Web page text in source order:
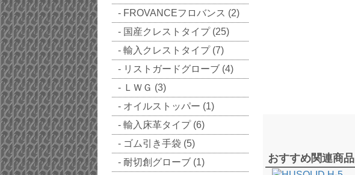
FROVANCEフロバンス (2)
国産クレストタイプ (25)
輸入クレストタイプ (7)
リストガードグローブ (4)
ＬＷＧ (3)
オイルストッパー (1)
輸入床革タイプ (6)
ゴム引き手袋 (5)
耐切創グローブ (1)
おすすめ関連商品